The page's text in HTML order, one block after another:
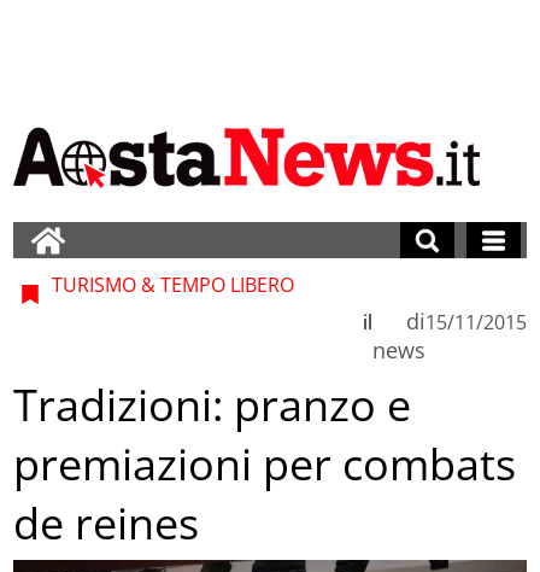
TURISMO & TEMPO LIBERO
di
news
il 15/11/2015
Tradizioni: pranzo e
premiazioni per combats
de reines